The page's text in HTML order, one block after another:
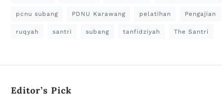
pcnu subang PDNU Karawang pelatihan Pengajian
ruqyah santri subang tanfidziyah The Santri
Editor’s Pick